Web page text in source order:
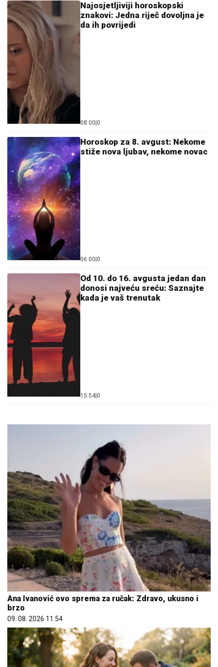
Najosjetljiviji horoskopski
znakovi: Jedna riječ dovoljna je
da ih povrijedi
08:00 0
Horoskop za 8. avgust: Nekome
stiže nova ljubav, nekome novac
06:00 0
Od 10. do 16. avgusta jedan dan
donosi najveću sreću: Saznajte
kada je vaš trenutak
15:54 0
Ana Ivanović ovo sprema za ručak: Zdravo, ukusno i
brzo
09. 08. 2026 11:54